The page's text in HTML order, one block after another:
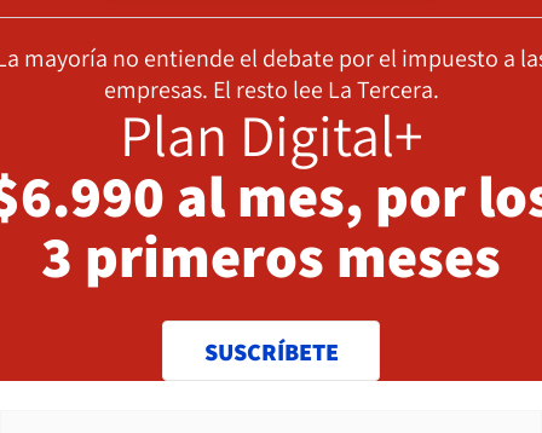
mayoría no entiende el debate por el impuesto a
empresas. El resto lee La Tercera.
Plan Digital+
al mes, por
3 primeros meses
SUSCRÍBETE